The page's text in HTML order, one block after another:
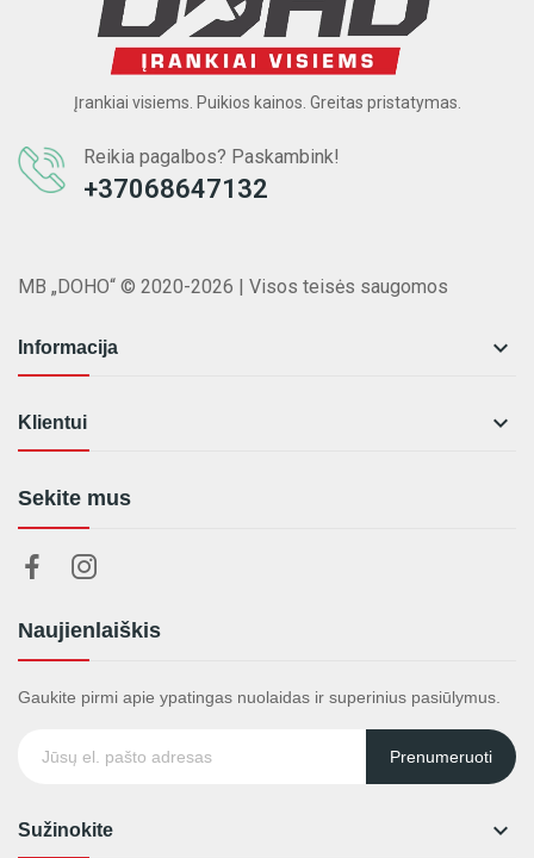
Įrankiai visiems. Puikios kainos. Greitas pristatymas.
Reikia pagalbos? Paskambink!
+37068647132
MB „DOHO“ © 2020-2026 | Visos teisės saugomos
Informacija 
Klientui 
Sekite mus
Naujienlaiškis
Gaukite pirmi apie ypatingas nuolaidas ir superinius pasiūlymus.
Prenumeruoti
Sužinokite 